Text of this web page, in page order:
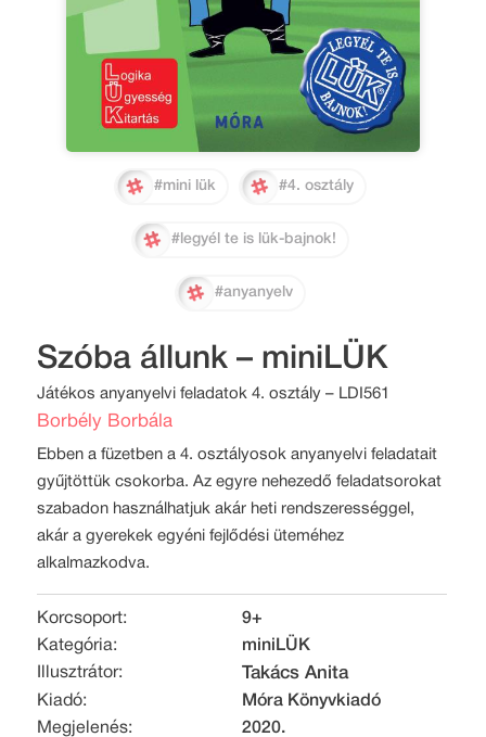
#mini lük #4. osztály
#legyél te is lük-bajnok!
#anyanyelv
Szóba állunk – miniLÜK
Játékos anyanyelvi feladatok 4. osztály – LDI561
Borbély Borbála
Ebben a füzetben a 4. osztályosok anyanyelvi feladatait
gyűjtöttük csokorba. Az egyre nehezedő feladatsorokat
szabadon használhatjuk akár heti rendszerességgel,
akár a gyerekek egyéni fejlődési üteméhez
alkalmazkodva.
Korcsoport:
9+
Kategória:
miniLÜK
Illusztrátor:
Takács Anita
Kiadó:
Móra Könyvkiadó
Megjelenés:
2020.